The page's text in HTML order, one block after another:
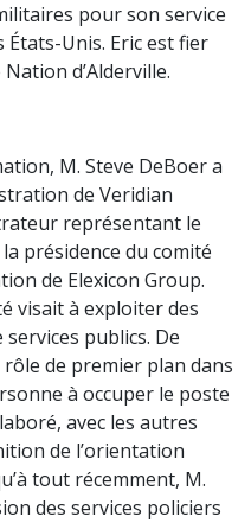
pour son service
États-Unis. Eric est fier
d’Alderville.
M. Steve DeBoer a
de Veridian
représentant le
présidence du comité
de Elexicon Group.
visait à exploiter des
publics. De
de premier plan dans
à occuper le poste
avec les autres
de l’orientation
tout récemment, M.
des services policiers